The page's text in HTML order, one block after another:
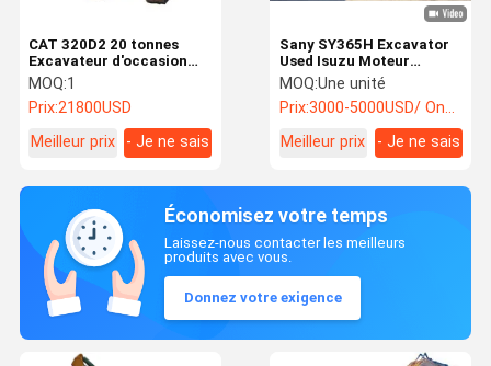
CAT 320D2 20 tonnes
Excavateur d'occasion
Excavateur à combustion
interne utilisé
MOQ:1
Prix:21800USD
Meilleur prix
- Je ne sais
Sany SY365H Excavator
Used Isuzu Moteur
Qualité du matériel de
construction d'ingénierie
MOQ:Une unité
Prix:3000-5000USD/ One Unit
Meilleur prix
- Je ne sais
Économisez votre temps
Laissez-nous contacter les meilleurs
produits avec vous.
Donnez votre exigence